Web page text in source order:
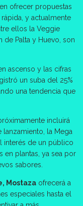
ofrecer propuestas
y actualmente
ellos la Veggie
de Palta y Huevo, son
ascenso y las cifras
un suba del 25%
una tendencia que
incluirá
lanzamiento, la Mega
interés de un público
en plantas, ya sea por
sabores.
Mostaza ofrecerá a
especiales hasta el